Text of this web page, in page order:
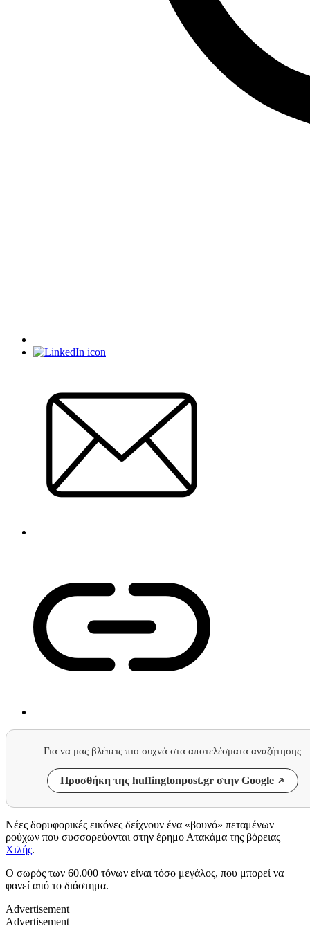
Για να μας βλέπεις πιο συχνά στα αποτελέσματα αναζήτησης
Προσθήκη της huffingtonpost.gr στην Google
Νέες δορυφορικές εικόνες δείχνουν ένα «βουνό» πεταμένων
ρούχων που συσσορεύονται στην έρημο Ατακάμα της βόρειας
Χιλής.
Ο σωρός των 60.000 τόνων είναι τόσο μεγάλος, που μπορεί να
φανεί από το διάστημα.
Advertisement
Advertisement